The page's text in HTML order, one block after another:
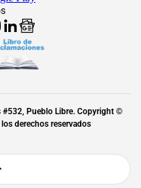
#532, Pueblo Libre. Copyright ©
derechos reservados